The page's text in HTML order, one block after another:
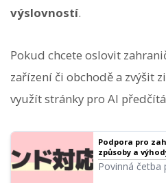
výslovností.
Pokud chcete oslovit
zařízení či obchodě a zvýšit
využít stránky pro AI
Podpora pro
způsoby a
vícejazyčných
Povinná četba